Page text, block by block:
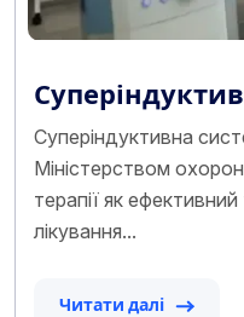
Суперіндуктивна
Міністерством
терапії як
лікування...
Читати далі